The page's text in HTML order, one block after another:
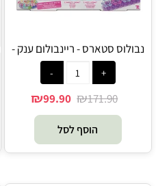
נבולוס סטארס - ריינבולום ענק -
Nebulous Star
₪171.90
₪99.90
הוסף לסל